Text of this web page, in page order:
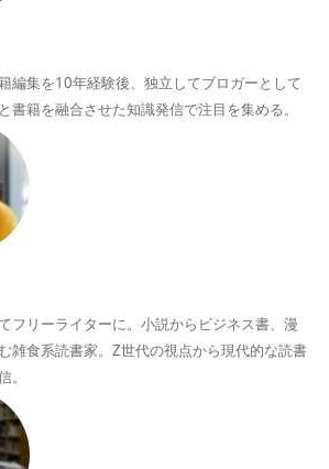
編集を10年経験後、独立してブロガーとして
書籍を融合させた知識発信で注目を集める。
フリーライターに。小説からビジネス書、漫
雑食系読書家。Z世代の視点から現代的な読書
。